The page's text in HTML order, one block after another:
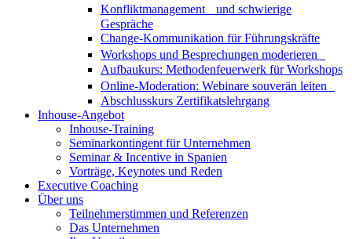
Konfliktmanagement und schwierige
Gespräche
Change-Kommunikation für Führungskräfte
Workshops und Besprechungen moderieren
Aufbaukurs: Methodenfeuerwerk für Workshops
Online-Moderation: Webinare souverän leiten
Abschlusskurs Zertifikatslehrgang
Inhouse-Angebot
Inhouse-Training
Seminarkontingent für Unternehmen
Seminar & Incentive in Spanien
Vorträge, Keynotes und Reden
Executive Coaching
Über uns
Teilnehmerstimmen und Referenzen
Das Unternehmen